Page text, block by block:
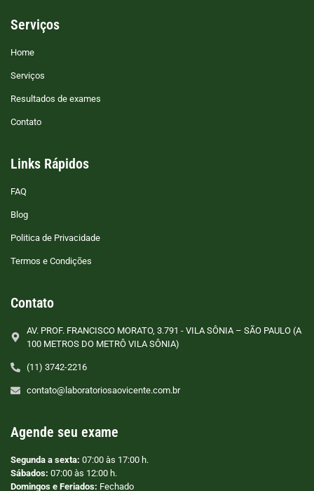
Serviços
Home
Serviços
Resultados de exames
Contato
Links Rápidos
FAQ
Blog
Politica de Privacidade
Termos e Condições
Contato
AV. PROF. FRANCISCO MORATO, 3.791 - VILA SÔNIA – SÃO PAULO (A
100 METROS DO METRÔ VILA SÔNIA)
(11) 3742-2216
contato@laboratoriosaovicente.com.br
Agende seu exame
Segunda a sexta: 07:00 às 17:00 h.
Sábados: 07:00 às 12:00 h.
Domingos e Feriados: Fechado